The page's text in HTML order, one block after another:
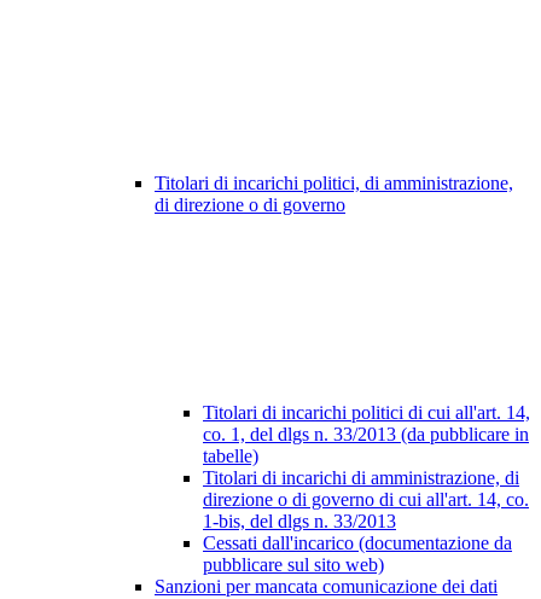
Titolari di incarichi politici, di amministrazione,
di direzione o di governo
Titolari di incarichi politici di cui all'art. 14,
co. 1, del dlgs n. 33/2013 (da pubblicare in
tabelle)
Titolari di incarichi di amministrazione, di
direzione o di governo di cui all'art. 14, co.
1-bis, del dlgs n. 33/2013
Cessati dall'incarico (documentazione da
pubblicare sul sito web)
Sanzioni per mancata comunicazione dei dati